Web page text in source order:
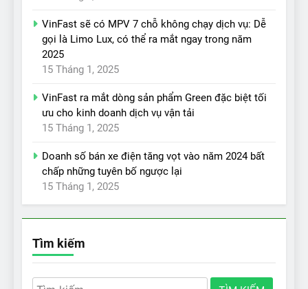
VinFast sẽ có MPV 7 chỗ không chạy dịch vụ: Dễ
gọi là Limo Lux, có thể ra mắt ngay trong năm
2025
15 Tháng 1, 2025
VinFast ra mắt dòng sản phẩm Green đặc biệt tối
ưu cho kinh doanh dịch vụ vận tải
15 Tháng 1, 2025
Doanh số bán xe điện tăng vọt vào năm 2024 bất
chấp những tuyên bố ngược lại
15 Tháng 1, 2025
Tìm kiếm